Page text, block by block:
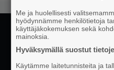
Me ja huolellisesti
hyödynnämme henkilötietoja
käyttäjäkokemuksen sekä
mainoksia.
Hyväksymällä suostut
Käytämme laitetunnisteita ja